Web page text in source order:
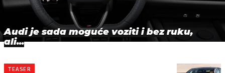
Audi je sada moguće voziti i bez ruku,
ali...
TEASER